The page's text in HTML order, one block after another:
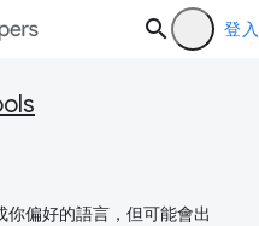
登入
偏好的語言，但可能會出